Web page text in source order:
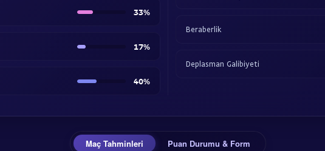
33%
17%
40%
Beraberlik
Deplasman Galibiyeti
Maç Tahminleri Puan Durumu & Form